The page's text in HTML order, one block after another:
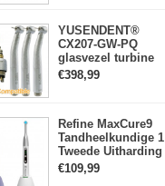
YUSENDENT®
CX207-GW-PQ
glasvezel turbine
handstuk W&H
compatibel
€398,99
Refine MaxCure9
Tandheelkundige 1
Tweede Uitharding
LED-
uithardingslamp
€109,99